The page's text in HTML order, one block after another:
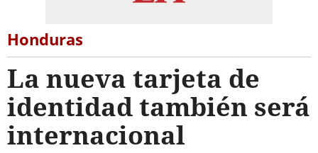
Honduras
La nueva tarjeta de
identidad también será
internacional